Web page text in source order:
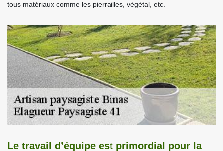
tous matériaux comme les pierrailles, végétal, etc.
Le travail d’équipe est primordial pour la